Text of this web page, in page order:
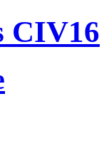
CIV16